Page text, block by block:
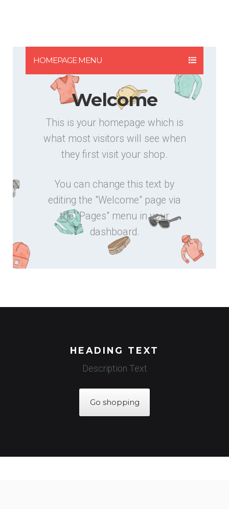
HOMEPAGE MENU
Welcome
This is your homepage which is
what most visitors will see when
they first visit your shop.
You can change this text by
editing the "Welcome" page via
the "Pages" menu in your
dashboard.
HEADING TEXT
Description Text
Go shopping